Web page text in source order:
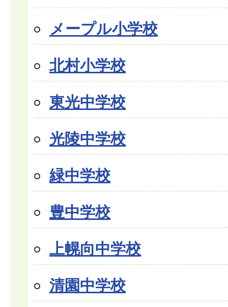
メープル小学校
北村小学校
東光中学校
光陵中学校
緑中学校
豊中学校
上幌向中学校
清園中学校